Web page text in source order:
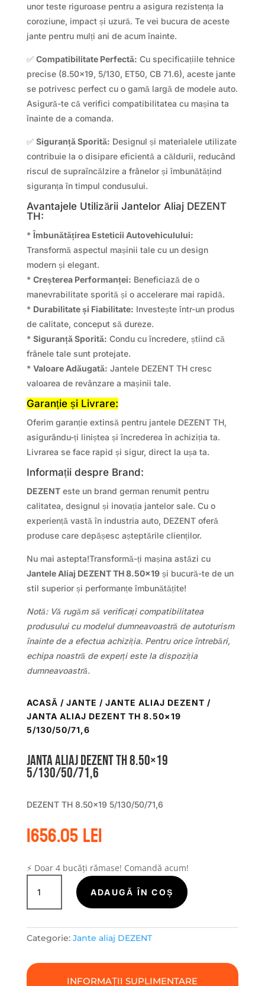
unor teste riguroase pentru a asigura rezistența la
coroziune, impact și uzură. Te vei bucura de aceste
jante pentru mulți ani de acum înainte.
✅ Compatibilitate Perfectă: Cu specificațiile tehnice
precise (8.50×19, 5/130, ET50, CB 71.6), aceste jante
se potrivesc perfect cu o gamă largă de modele auto.
Asigură-te că verifici compatibilitatea cu mașina ta
înainte de a comanda.
✅ Siguranță Sporită: Designul și materialele utilizate
contribuie la o disipare eficientă a căldurii, reducând
riscul de supraîncălzire a frânelor și îmbunătățind
siguranța în timpul condusului.
Avantajele Utilizării Jantelor Aliaj DEZENT
TH:
*Îmbunătățirea Esteticii Autovehiculului:
Transformă aspectul mașinii tale cu un design
modern și elegant.
* Creșterea Performanței: Beneficiază de o
manevrabilitate sporită și o accelerare mai rapidă.
* Durabilitate și Fiabilitate: Investește într-un produs
de calitate, conceput să dureze.
* Siguranță Sporită: Condu cu încredere, știind că
frânele tale sunt protejate.
* Valoare Adăugată: Jantele DEZENT TH cresc
valoarea de revânzare a mașinii tale.
Garanție și Livrare:
Oferim garanție extinsă pentru jantele DEZENT TH,
asigurându-ți liniștea și încrederea în achiziția ta.
Livrarea se face rapid și sigur, direct la ușa ta.
Informații despre Brand:
DEZENTeste un brand german renumit pentru
calitatea, designul și inovația jantelor sale. Cu o
experiență vastă în industria auto, DEZENT oferă
produse care depășesc așteptările clienților.
Nu mai astepta!Transformă-ți mașina astăzi cu
Jantele Aliaj DEZENT TH 8.50×19și bucură-te de un
stil superior și performanțe îmbunătățite!
Notă: Vă rugăm să verificați compatibilitatea
produsului cu modelul dumneavoastră de autoturism
înainte de a efectua achiziția. Pentru orice întrebări,
echipa noastră de experți este la dispoziția
dumneavoastră.
ACASĂ / JANTE / JANTE ALIAJ DEZENT /
JANTA ALIAJ DEZENT TH 8.50×19
5/130/50/71,6
Janta aliaj DEZENT TH 8.50×19
5/130/50/71,6
DEZENT TH 8.50×19 5/130/50/71,6
1656.05lei
⚡ Doar 4 bucăți rămase! Comandă acum!
Cantitate
Janta
aliaj
TH
5/130/50/71,6
ADAUGĂ ÎN COȘ
Categorie: Jante aliaj DEZENT
INFORMAȚII SUPLIMENTARE